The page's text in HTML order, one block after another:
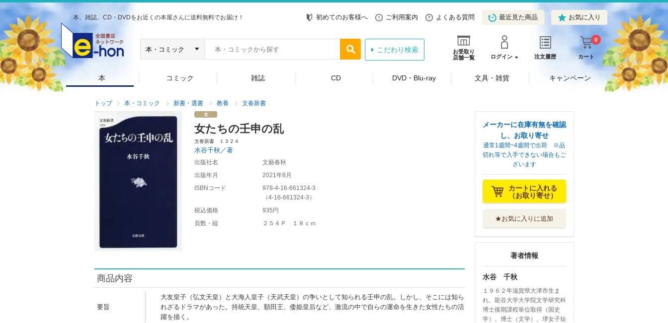
本、雑誌、CD・DVDをお近くの本屋さんに送料無料でお届け！ 初めてのお客様へ ご利用案内 よくある質問 最近見た商品 お気に入り
お受取り
店舗一覧
ログイン 注文履歴 カート
0
こだわり検索
本 コミック 雑誌 CD DVD・Blu-ray 文具・雑貨 キャンペーン
トップ 本・コミック 新書・選書 教養 文春新書
女たちの壬申の乱
文春新書 １３２４
水谷千秋／著
出版社名
文藝春秋
出版年月
2021年8月
ISBNコード
978-4-16-661324-3
（4-16-661324-3 ）
税込価格
935円
頁数・縦
２５４Ｐ １８ｃｍ
商品内容
要旨
大友皇子（弘文天皇）と大海人皇子（天武天皇）の争いとして知られる壬申の乱。しかし、そこには知ら
れざるドラマがあった。持統天皇、額田王、倭姫皇后など、激流の中で自らの運命を生きた女性たちの活
躍を描く。
メーカーに在庫有無を確認
し、お取り寄せ
通常1週間~4週間で出荷 ※品
切れ等で入手できない場合もご
ざいます
カートに入れる
（お取り寄せ）
★お気に入りに追加
著者情報
水谷 千秋
１９６２年滋賀県大津市生ま
れ。龍谷大学大学院文学研究科
博士後期課程単位取得（国史
学）。博士（文学）。堺女子短